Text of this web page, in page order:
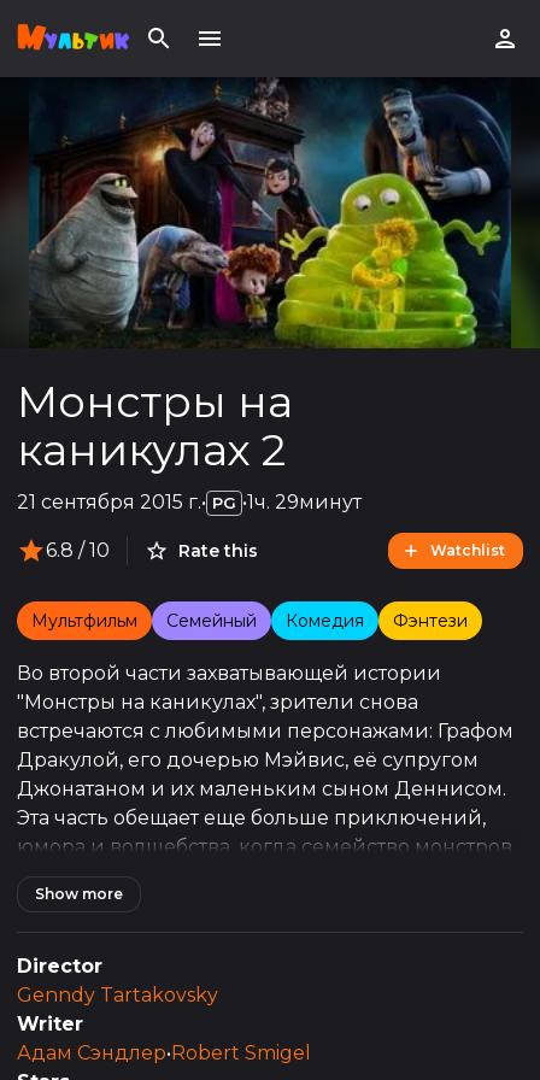
Монстры на
каникулах 2
21 сентября 2015 г.• PG •1ч. 29минут
6.8 / 10 Rate this Watchlist
Мультфильм Семейный Комедия Фэнтези
Во второй части захватывающей истории
"Монстры на каникулах", зрители снова
встречаются с любимыми персонажами: Графом
Дракулой, его дочерью Мэйвис, её супругом
Джонатаном и их маленьким сыном Деннисом.
Эта часть обещает еще больше приключений,
юмора и волшебства, когда семейство монстров
сталкивается с новыми вызовами.
Сюжет разворачивается вокруг молодой семьи
Мэйвис и Джонатана, которые пытаются найти
баланс между жизнью в мире монстров и
желанием предоставить своему сыну Деннису
"нормальное" человеческое детство. Граф
Show more
Director
Genndy Tartakovsky
Writer
Адам Сэндлер• Robert Smigel